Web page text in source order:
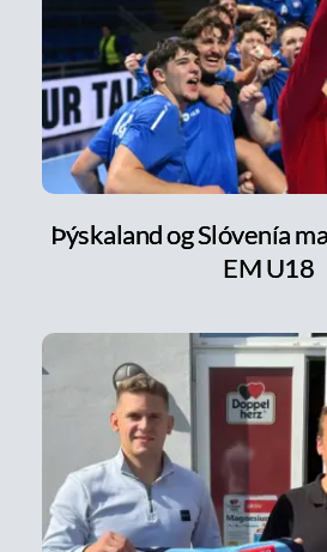
Þýskaland og Slóvenía
EM U18